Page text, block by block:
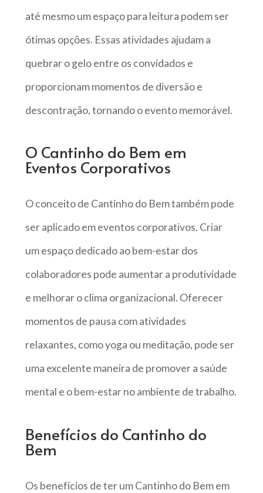
até mesmo um espaço para leitura podem ser
ótimas opções. Essas atividades ajudam a
quebrar o gelo entre os convidados e
proporcionam momentos de diversão e
descontração, tornando o evento memorável.
O Cantinho do Bem em
Eventos Corporativos
O conceito de Cantinho do Bem também pode
ser aplicado em eventos corporativos. Criar
um espaço dedicado ao bem-estar dos
colaboradores pode aumentar a produtividade
e melhorar o clima organizacional. Oferecer
momentos de pausa com atividades
relaxantes, como yoga ou meditação, pode ser
uma excelente maneira de promover a saúde
mental e o bem-estar no ambiente de trabalho.
Benefícios do Cantinho do
Bem
Os benefícios de ter um Cantinho do Bem em